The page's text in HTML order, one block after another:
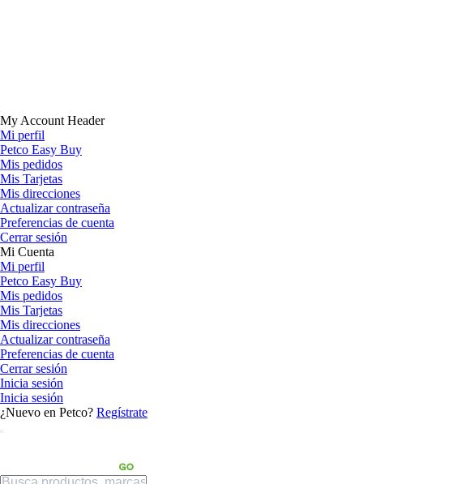
My Account Header
Mi perfil
Petco Easy Buy
Mis pedidos
Mis Tarjetas
Mis direcciones
Actualizar contraseña
Preferencias de cuenta
Cerrar sesión
Mi Cuenta
Mi perfil
Petco Easy Buy
Mis pedidos
Mis Tarjetas
Mis direcciones
Actualizar contraseña
Preferencias de cuenta
Cerrar sesión
Inicia sesión
Inicia sesión
¿Nuevo en Petco? Regístrate